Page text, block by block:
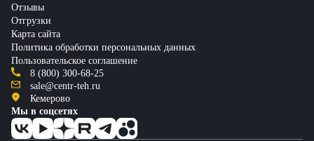
Отзывы
Отгрузки
Карта сайта
Политика обработки персональных данных
Пользовательское соглашение
8 (800) 300-68-25
sale@centr-teh.ru
Кемерово
Мы в соцсетях